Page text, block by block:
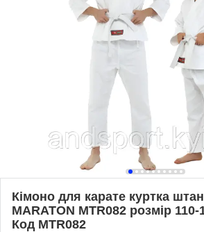
Кімоно для карате куртка
MARATON MTR082 розмір 110-
Код MTR082